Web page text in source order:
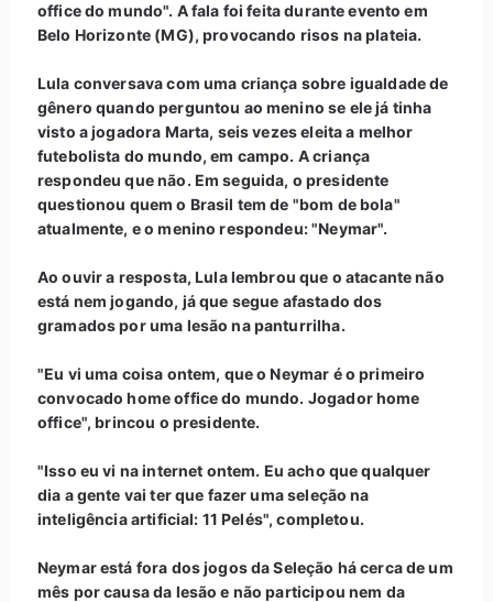
office do mundo". A fala foi feita durante evento em
Belo Horizonte (MG), provocando risos na plateia.
Lula conversava com uma criança sobre igualdade de
gênero quando perguntou ao menino se ele já tinha
visto a jogadora Marta, seis vezes eleita a melhor
futebolista do mundo, em campo. A criança
respondeu que não. Em seguida, o presidente
questionou quem o Brasil tem de "bom de bola"
atualmente, e o menino respondeu: "Neymar".
Ao ouvir a resposta, Lula lembrou que o atacante não
está nem jogando, já que segue afastado dos
gramados por uma lesão na panturrilha.
"Eu vi uma coisa ontem, que o Neymar é o primeiro
convocado home office do mundo. Jogador home
office", brincou o presidente.
"Isso eu vi na internet ontem. Eu acho que qualquer
dia a gente vai ter que fazer uma seleção na
inteligência artificial: 11 Pelés", completou.
Neymar está fora dos jogos da Seleção há cerca de um
mês por causa da lesão e não participou nem da